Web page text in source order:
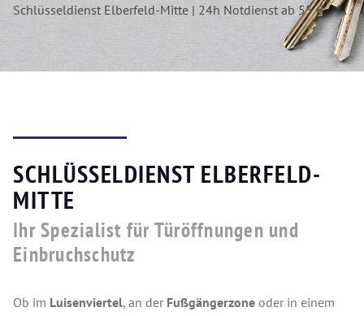
Schlüsseldienst Elberfeld-Mitte | 24h Notdienst ab 55 €
SCHLÜSSELDIENST ELBERFELD-
MITTE
Ihr Spezialist für Türöffnungen und
Einbruchschutz
Ob im Luisenviertel, an der Fußgängerzone oder in einem